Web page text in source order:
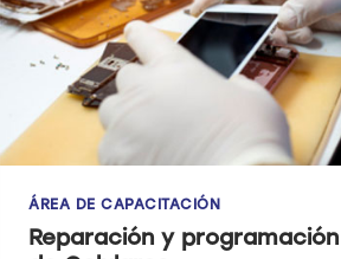
ÁREA DE CAPACITACIÓN
Técnico en Refrigeración